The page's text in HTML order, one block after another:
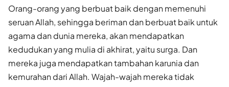
Orang-orang yang berbuat baik dengan memenuhi
seruan Allah, sehingga beriman dan berbuat baik untuk
agama dan dunia mereka, akan mendapatkan
kedudukan yang mulia di akhirat, yaitu surga. Dan
mereka juga mendapatkan tambahan karunia dan
kemurahan dari Allah. Wajah-wajah mereka tidak